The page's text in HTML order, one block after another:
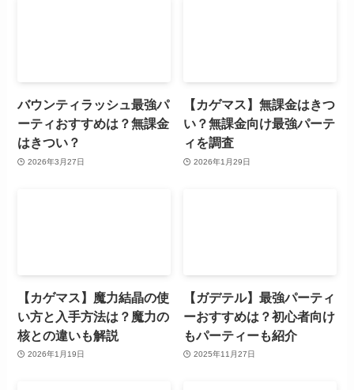
バウンティラッシュ最強パ
ーティおすすめは？無課金
はきつい？
2026年3月27日
【カゲマス】無課金はきつ
い？無課金向け最強パーテ
ィを調査
2026年1月29日
【カゲマス】魔力結晶の使
い方と入手方法は？魔力の
核との違いも解説
2026年1月19日
【ガデテル】最強パーティ
ーおすすめは？初心者向け
もパーティーも紹介
2025年11月27日